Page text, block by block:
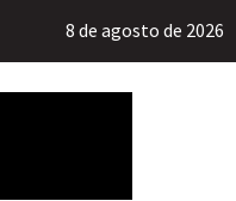
8 de agosto de 2026